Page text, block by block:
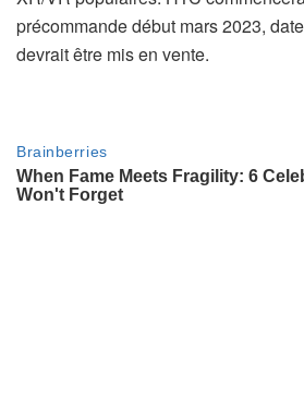
précommande début mars 2023,
devrait être mis en vente.